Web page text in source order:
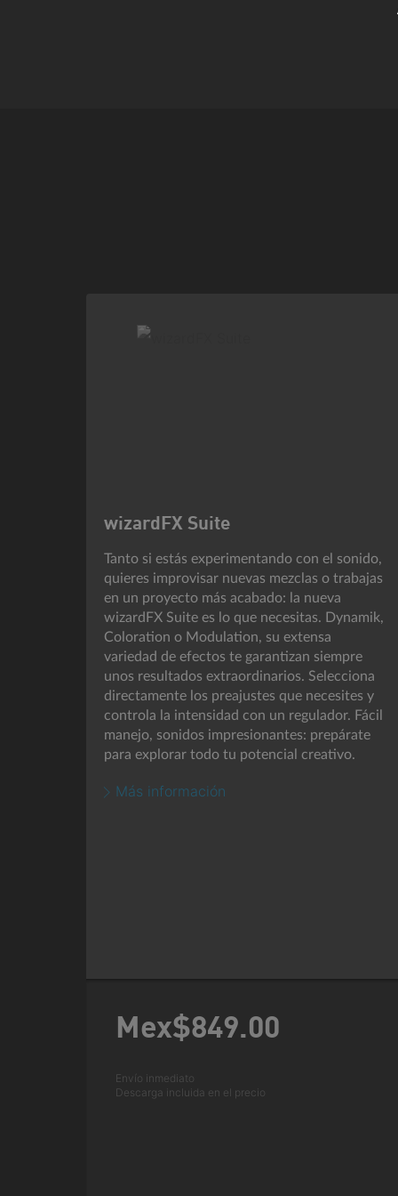
wizardFX Suite
Tanto si estás experimentando con el sonido,
quieres improvisar nuevas mezclas o trabajas
en un proyecto más acabado: la nueva
wizardFX Suite es lo que necesitas. Dynamik,
Coloration o Modulation, su extensa
variedad de efectos te garantizan siempre
unos resultados extraordinarios. Selecciona
directamente los preajustes que necesites y
controla la intensidad con un regulador. Fácil
manejo, sonidos impresionantes: prepárate
para explorar todo tu potencial creativo.
Más información
Mex$849.00
Envío inmediato
Descarga incluida en el precio